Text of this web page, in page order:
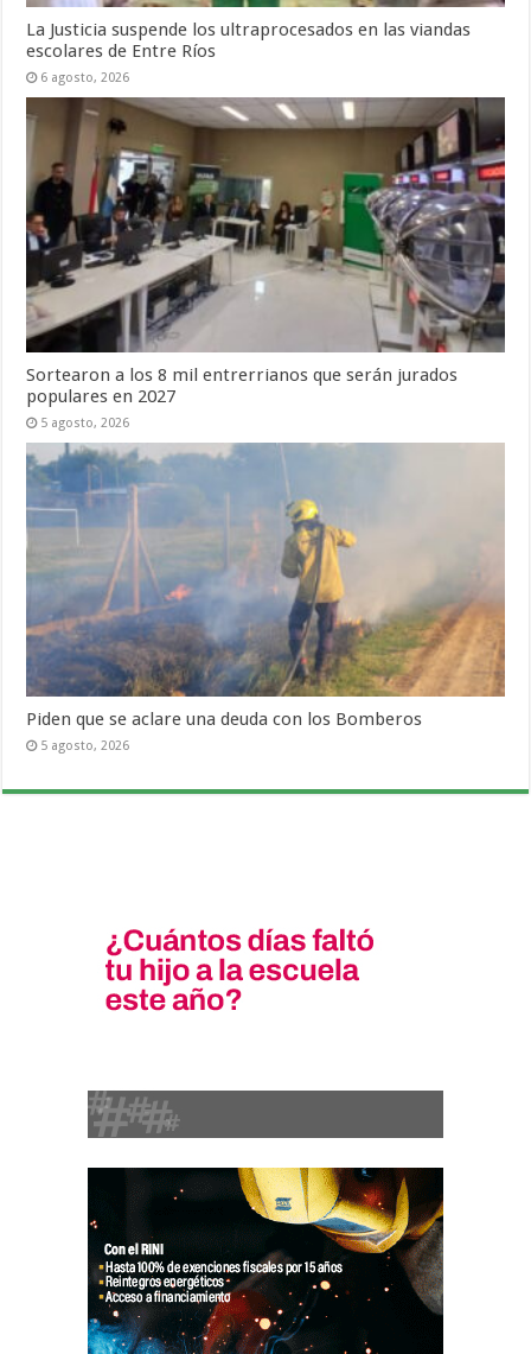
La Justicia suspende los ultraprocesados en las viandas
escolares de Entre Ríos
6 agosto, 2026
Sortearon a los 8 mil entrerrianos que serán jurados
populares en 2027
5 agosto, 2026
Piden que se aclare una deuda con los Bomberos
5 agosto, 2026